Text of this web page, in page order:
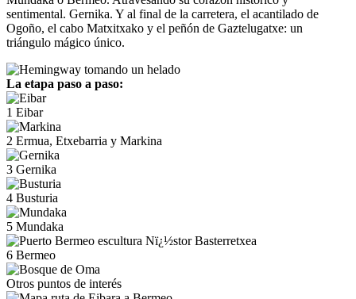
sentimental. Gernika. Y al final de la carretera, el acantilado de
Ogoño, el cabo Matxitxako y el peñón de Gaztelugatxe: un
triángulo mágico único.
La etapa paso a paso:
1 Eibar
2 Ermua, Etxebarria y Markina
3 Gernika
4 Busturia
5 Mundaka
6 Bermeo
Otros puntos de interés